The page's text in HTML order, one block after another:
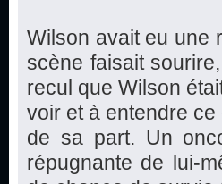
Wilson avait eu une
scène faisait
recul que Wilson
voir et à entendre
de sa part. Un
répugnante de lui-